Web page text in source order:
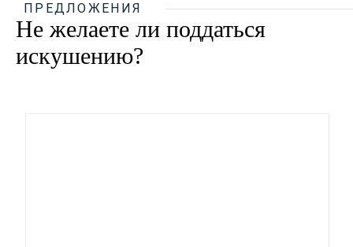
ПРЕДЛОЖЕНИЯ
Не желаете ли поддаться
искушению?